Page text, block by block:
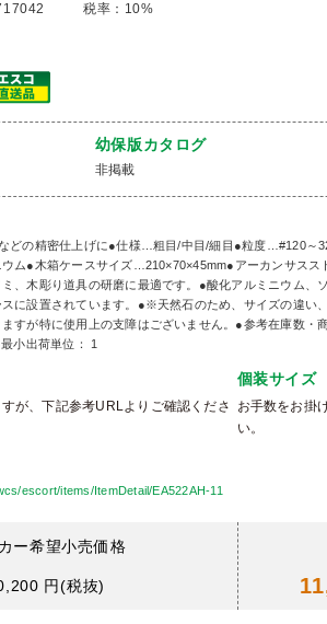
税率： 10%
幼保版カタログ
非掲載
どの精密仕上げに●仕様…粗目/中目/細目●粒度…#120～
ム●木箱ケースサイズ…210×70×45mm●アーカンサスス
、木彫り道具の研磨に最適です。●酸化アルミニウム、
に設置されています。●※天然石のため、サイズの違い
すが特に使用上の支障はございません。●参考在庫数・
小出荷単位： 1
が、下記参考URLよりご確認くださ
個装サイズ
お手数をお掛
い。
escort/items/ItemDetail/EA522AH-11
ー希望小売価格
円(税抜)